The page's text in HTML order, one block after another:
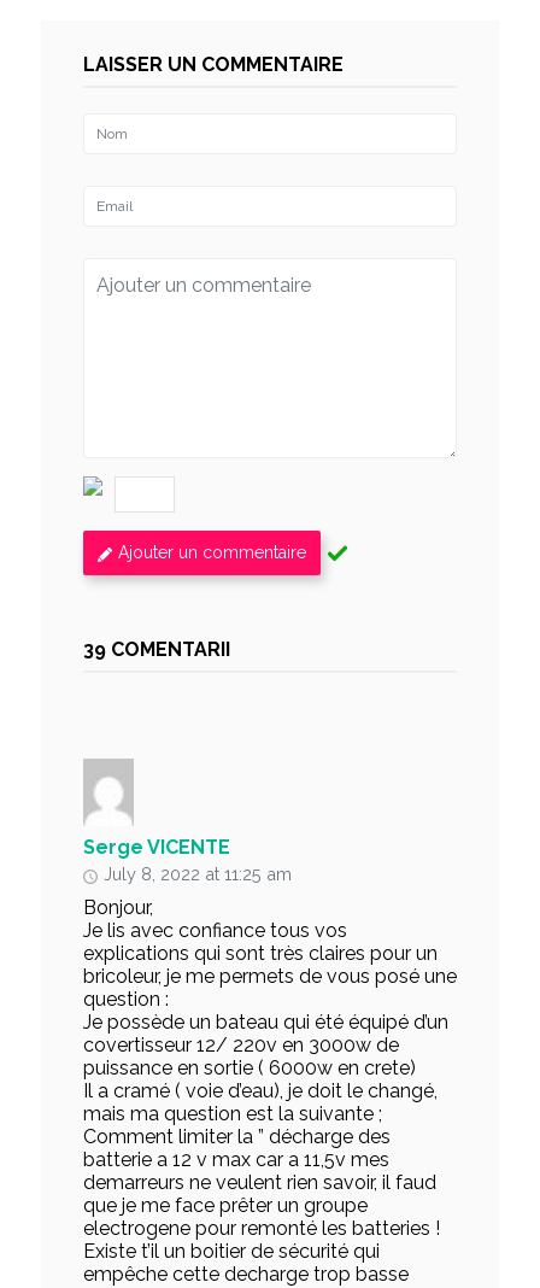
LAISSER UN COMMENTAIRE
Ajouter un commentaire
39 COMENTARII
Serge VICENTE
July 8, 2022 at 11:25 am
Bonjour,
Je lis avec confiance tous vos
explications qui sont très claires pour un
bricoleur, je me permets de vous posé une
question :
Je possède un bateau qui été équipé d’un
covertisseur 12/ 220v en 3000w de
puissance en sortie ( 6000w en crete)
Il a cramé ( voie d’eau), je doit le changé,
mais ma question est la suivante ;
Comment limiter la ” décharge des
batterie a 12 v max car a 11,5v mes
demarreurs ne veulent rien savoir, il faud
que je me face prêter un groupe
electrogene pour remonté les batteries !
Existe t’il un boitier de sécurité qui
empêche cette decharge trop basse